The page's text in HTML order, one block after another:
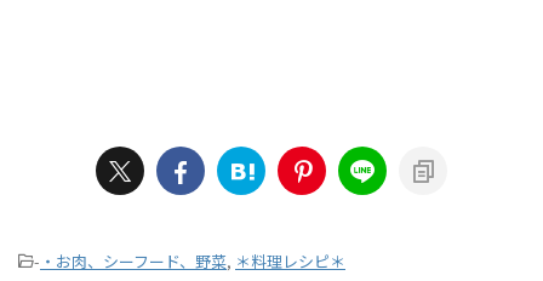
- ・お肉、シーフード、野菜, ＊料理レシピ＊